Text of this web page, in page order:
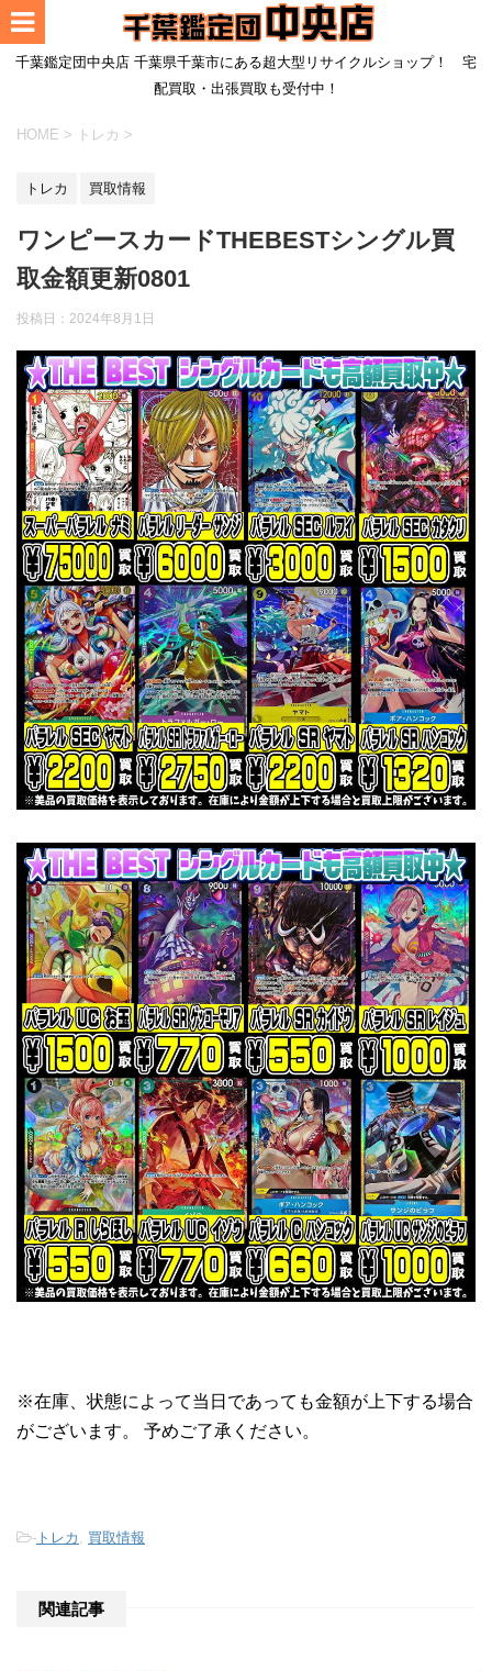
千葉鑑定団中央店 千葉県千葉市にある超大型リサイクルショップ！ 宅
配買取・出張買取も受付中！
HOME > トレカ >
トレカ 買取情報
ワンピースカードTHEBESTシングル買
取金額更新0801
投稿日： 2024年8月1日
※在庫、状態によって当日であっても金額が上下する場合
がございます。 予めご了承ください。
- トレカ 買取情報
関連記事